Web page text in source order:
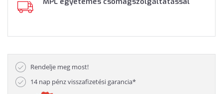
Rendelje meg most!
14 nap pénz visszafizetési garancia*